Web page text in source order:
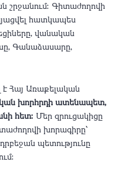
շրջանում։ Գիտաժողովի
հատկապես
վանական
Գանաձասարը,
է Հայ Առաքելական
խորհրդի ատենապետ,
հետ։ Մեր զրուցակիցը
խորագիրը՝
պետությունը